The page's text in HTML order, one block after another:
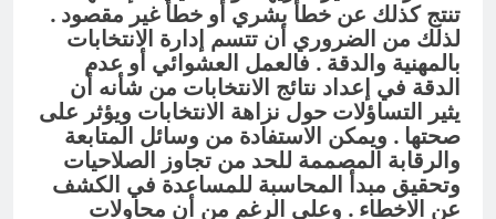
تنتج كذلك عن خطأ بشري أو خطأ غير مقصود .
لذلك من الضروري أن تتسم إدارة الانتخابات
بالمهنية والدقة . فالعمل العشوائي أو عدم
الدقة في إعداد نتائج الانتخابات من شأنه أن
يثير التساؤلات حول نزاهة الانتخابات ويؤثر على
صحتها . ويمكن الاستفادة من وسائل المتابعة
والرقابة المصممة للحد من تجاوز الصلاحيات
وتحقيق مبدأ المحاسبة للمساعدة في الكشف
عن الاخطاء . وعلى الرغم من أن محاولات